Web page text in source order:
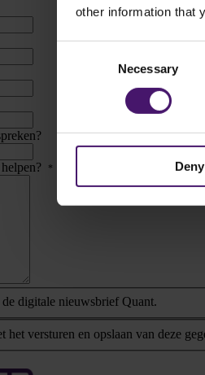
other information that
Necessary
Deny
*
digitale nieuwsbrief Quant.
het versturen en opslaan van deze